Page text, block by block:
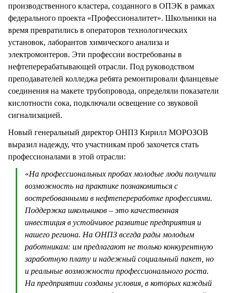
производственного кластера, созданного в ОПЭК в рамках
федерального проекта «Профессионалитет». Школьники на
время превратились в операторов технологических
установок, лаборантов химического анализа и
электромонтеров. Эти профессии востребованы в
нефтеперерабатывающей отрасли. Под руководством
преподавателей колледжа ребята ремонтировали фланцевые
соединения на макете трубопровода, определяли показатели
кислотности сока, подключали освещение со звуковой
сигнализацией.
Новый генеральный директор ОНПЗ Кирилл МОРОЗОВ
выразил надежду, что участникам проб захочется стать
профессионалами в этой отрасли:
«На профессиональных пробах молодые люди получили
возможность на практике познакомиться с
востребованными в нефтепереработке профессиями.
Поддержка школьников – это качественная
инвестиция в устойчивое развитие предприятия и
нашего региона. На ОНПЗ всегда рады молодым
работникам: им предлагают не только конкурентную
заработную плату и надежный социальный пакет, но
и реальные возможности профессионального роста.
На предприятии созданы условия, в которых каждый